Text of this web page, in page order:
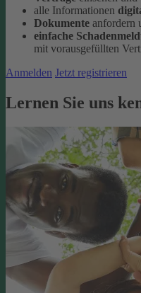
alle Informationen
Dokumente anfordern
einfache
mit vorausgefüllten
Anmelden Jetzt registrieren
Lernen Sie uns